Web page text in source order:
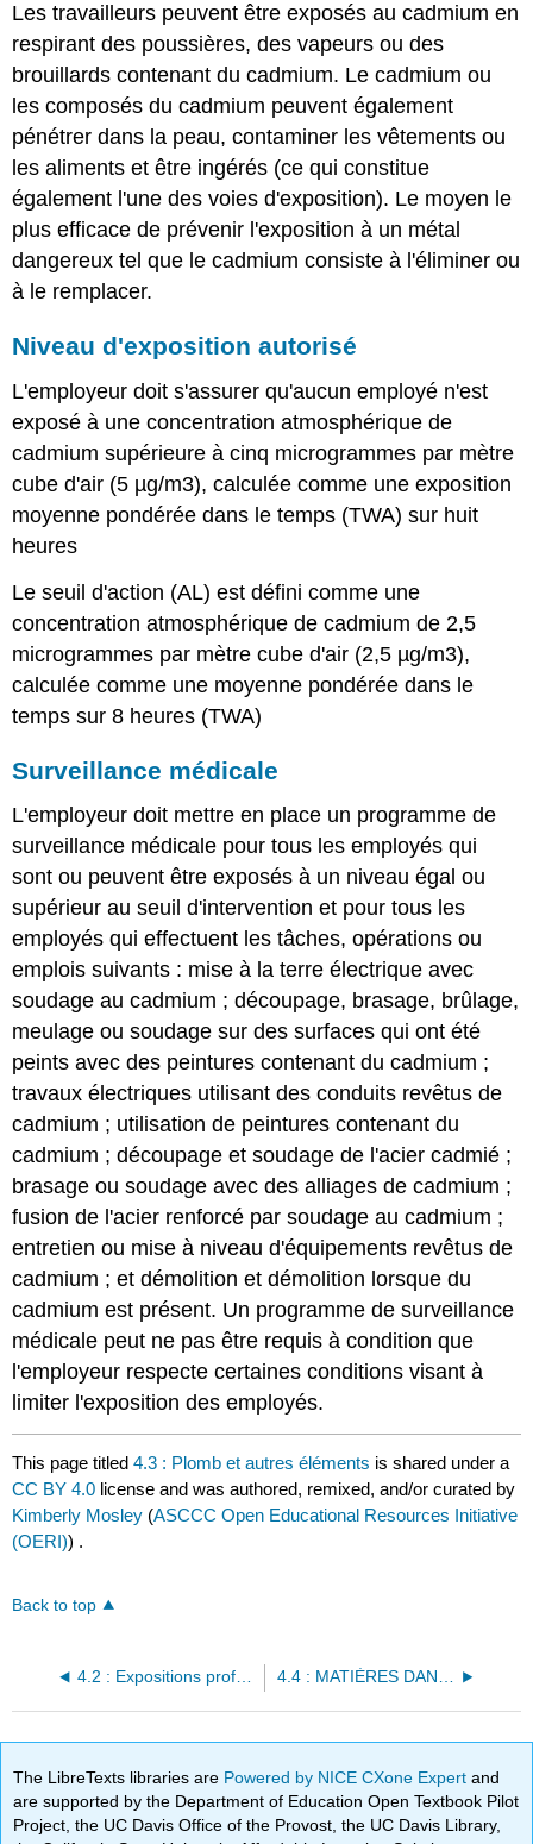
Les travailleurs peuvent être exposés au cadmium en
respirant des poussières, des vapeurs ou des
brouillards contenant du cadmium. Le cadmium ou
les composés du cadmium peuvent également
pénétrer dans la peau, contaminer les vêtements ou
les aliments et être ingérés (ce qui constitue
également l'une des voies d'exposition). Le moyen le
plus efficace de prévenir l'exposition à un métal
dangereux tel que le cadmium consiste à l'éliminer ou
à le remplacer.
Niveau d'exposition autorisé
L'employeur doit s'assurer qu'aucun employé n'est
exposé à une concentration atmosphérique de
cadmium supérieure à cinq microgrammes par mètre
cube d'air (5 µg/m3), calculée comme une exposition
moyenne pondérée dans le temps (TWA) sur huit
heures
Le seuil d'action (AL) est défini comme une
concentration atmosphérique de cadmium de 2,5
microgrammes par mètre cube d'air (2,5 µg/m3),
calculée comme une moyenne pondérée dans le
temps sur 8 heures (TWA)
Surveillance médicale
L'employeur doit mettre en place un programme de
surveillance médicale pour tous les employés qui
sont ou peuvent être exposés à un niveau égal ou
supérieur au seuil d'intervention et pour tous les
employés qui effectuent les tâches, opérations ou
emplois suivants : mise à la terre électrique avec
soudage au cadmium ; découpage, brasage, brûlage,
meulage ou soudage sur des surfaces qui ont été
peints avec des peintures contenant du cadmium ;
travaux électriques utilisant des conduits revêtus de
cadmium ; utilisation de peintures contenant du
cadmium ; découpage et soudage de l'acier cadmié ;
brasage ou soudage avec des alliages de cadmium ;
fusion de l'acier renforcé par soudage au cadmium ;
entretien ou mise à niveau d'équipements revêtus de
cadmium ; et démolition et démolition lorsque du
cadmium est présent. Un programme de surveillance
médicale peut ne pas être requis à condition que
l'employeur respecte certaines conditions visant à
limiter l'exposition des employés.
This page titled4.3 : Plomb et autres éléments is shared under a
CC BY 4.0 license and was authored, remixed, and/or curated by
Kimberly Mosley (ASCCC Open Educational Resources Initiative
(OERI)) .
Back to top
4.2 : Expositions professionnelles 4.4 : MATIÈRES DANGEREUSES
The LibreTexts libraries are Powered by NICE CXone Expertand
are supported by the Department of Education Open Textbook Pilot
Project, the UC Davis Office of the Provost, the UC Davis Library,